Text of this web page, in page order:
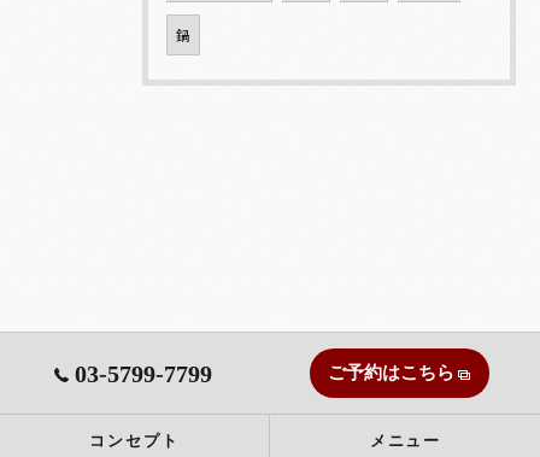
鍋
03-5799-7799 ご予約はこちら
コンセプト メニュー